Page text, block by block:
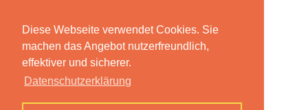
Diese Webseite verwendet Cookies. Sie
machen das Angebot nutzerfreundlich,
effektiver und sicherer.
Datenschutzerklärung